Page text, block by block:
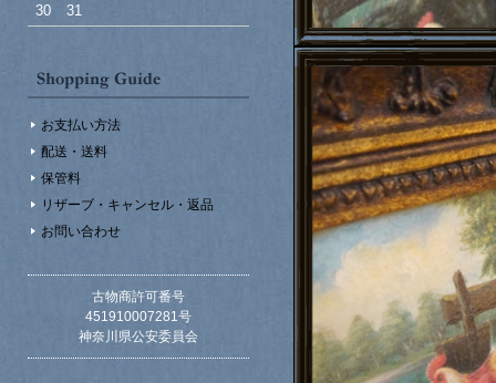
30
31
お支払い方法
配送・送料
保管料
リザーブ・キャンセル・返品
お問い合わせ
古物商許可番号
451910007281号
神奈川県公安委員会